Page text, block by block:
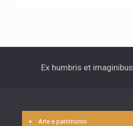
Ex humbris et imaginibus
Arte e patrimonio